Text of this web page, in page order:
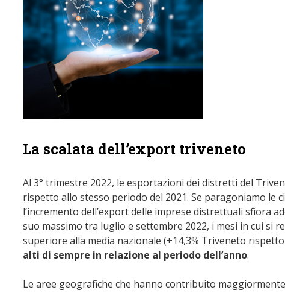
La scalata dell’export triveneto
Al 3° trimestre 2022, le esportazioni dei distretti del
rispetto allo stesso periodo del 2021. Se paragoniamo le
l’incremento dell’export delle imprese distrettuali sfiora
suo massimo tra luglio e settembre 2022, i mesi in cui si
superiore alla media nazionale (+14,3% Triveneto rispetto
alti di sempre in relazione al periodo dell’anno.
Le aree geografiche che hanno contribuito